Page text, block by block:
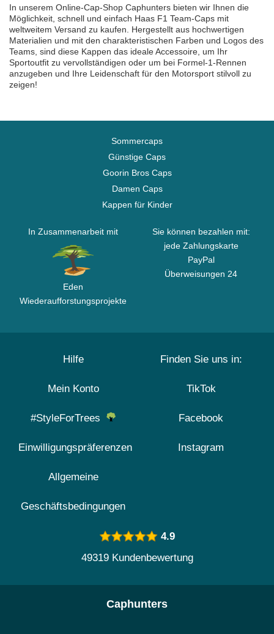
In unserem Online-Cap-Shop Caphunters bieten wir Ihnen die
Möglichkeit, schnell und einfach Haas F1 Team-Caps mit
weltweitem Versand zu kaufen. Hergestellt aus hochwertigen
Materialien und mit den charakteristischen Farben und Logos des
Teams, sind diese Kappen das ideale Accessoire, um Ihr
Sportoutfit zu vervollständigen oder um bei Formel-1-Rennen
anzugeben und Ihre Leidenschaft für den Motorsport stilvoll zu
zeigen!
Sommercaps
Günstige Caps
Goorin Bros Caps
Damen Caps
Kappen für Kinder
In Zusammenarbeit mit
Eden
Wiederaufforstungsprojekte
Sie können bezahlen mit:
jede Zahlungskarte
PayPal
Überweisungen 24
Hilfe
Mein Konto
#StyleForTrees
Einwilligungspräferenzen
Allgemeine
Geschäftsbedingungen
Finden Sie uns in:
TikTok
Facebook
Instagram
4.9
49319 Kundenbewertung
Caphunters